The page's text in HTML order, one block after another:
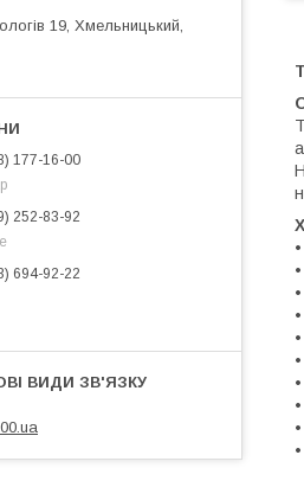
•
•
•
•
•
•
•
•
•
•
19, Хмельницький,
177-16-00
252-83-92
694-92-22